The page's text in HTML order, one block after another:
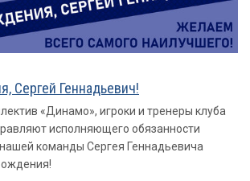
Сергей Геннадьевич!
«Динамо», игроки и тренеры клуба
исполняющего обязанности
команды Сергея Геннадьевича